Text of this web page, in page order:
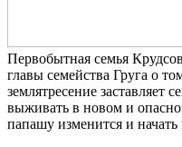
Первобытная семья
главы семейства Груга о
землятресение
выживать в новом и
папашу изменится и